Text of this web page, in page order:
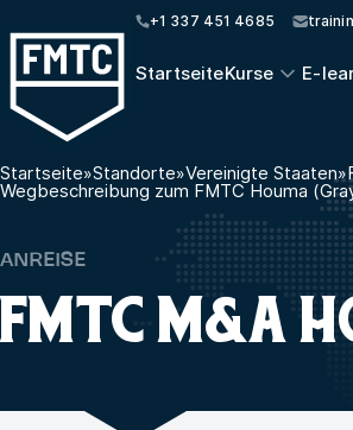
+1 337 451 4685
StartseiteKurse E-
Startseite»Standorte»Vereinigte Staaten»
Wegbeschreibung zum FMTC Houma
ANREISE
FMTC M&A